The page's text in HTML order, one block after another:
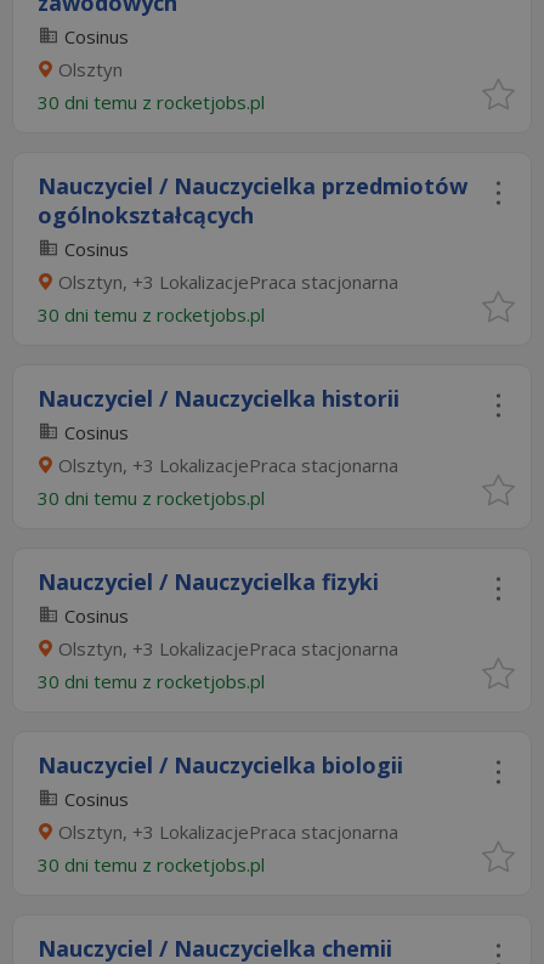
Cosinus
Olsztyn
30 dni temu z rocketjobs.pl
Nauczyciel / Nauczycielka przedmiotów
ogólnokształcących
Cosinus
Olsztyn, +3 LokalizacjePraca stacjonarna
30 dni temu z rocketjobs.pl
Nauczyciel / Nauczycielka historii
Cosinus
Olsztyn, +3 LokalizacjePraca stacjonarna
30 dni temu z rocketjobs.pl
Nauczyciel / Nauczycielka fizyki
Cosinus
Olsztyn, +3 LokalizacjePraca stacjonarna
30 dni temu z rocketjobs.pl
Nauczyciel / Nauczycielka biologii
Cosinus
Olsztyn, +3 LokalizacjePraca stacjonarna
30 dni temu z rocketjobs.pl
Nauczyciel / Nauczycielka chemii